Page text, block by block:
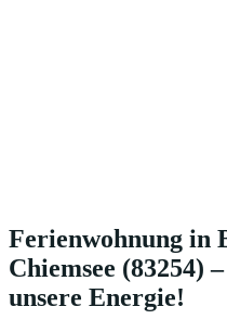
Ferienwohnung in
Chiemsee (83254)
unsere Energie!